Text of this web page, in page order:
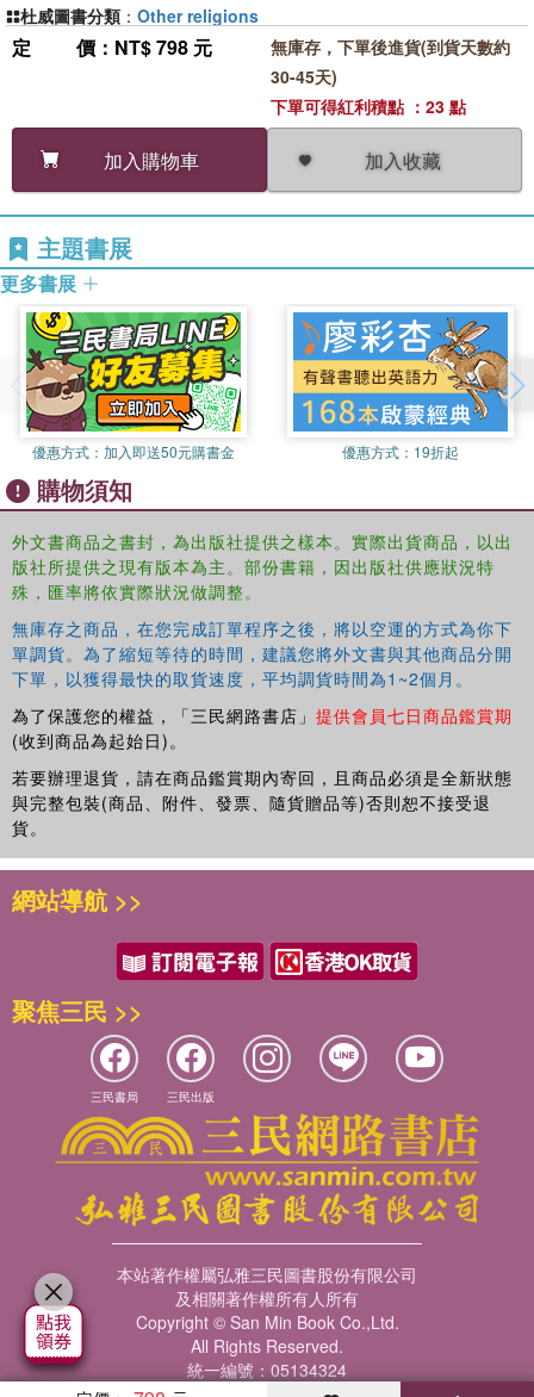
定價 ：NT$ 798 元
加入購物車 加入收藏
無庫存，下單後進貨(到貨天數約
30-45天)
下單可得紅利積點 ：23 點
杜威圖書分類 ： Other religions
主題書展
更多書展
優惠方式： 加入即送50元購書金 優惠方式： 19折起
購物須知
外文書商品之書封，為出版社提供之樣本。實際出貨商品，以出
版社所提供之現有版本為主。部份書籍，因出版社供應狀況特
殊，匯率將依實際狀況做調整。
無庫存之商品，在您完成訂單程序之後，將以空運的方式為你下
單調貨。為了縮短等待的時間，建議您將外文書與其他商品分開
下單，以獲得最快的取貨速度，平均調貨時間為1~2個月。
為了保護您的權益，「三民網路書店」 提供會員七日商品鑑賞期
(收到商品為起始日)。
若要辦理退貨，請在商品鑑賞期內寄回，且商品必須是全新狀態
與完整包裝(商品、附件、發票、隨貨贈品等)否則恕不接受退
貨。
網站導航 >>
聚焦三民 >>
三民書局 三民出版
本站著作權屬弘雅三民圖書股份有限公司
及相關著作權所有人所有
Copyright © San Min Book Co.,Ltd.
All Rights Reserved.
統一編號：05134324